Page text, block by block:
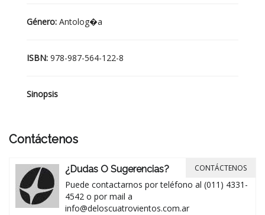
Género: Antolog�a
ISBN: 978-987-564-122-8
Sinopsis
Contáctenos
¿Dudas O Sugerencias?
Puede contactarnos por teléfono al (011) 4331-
4542 o por mail a
info@deloscuatrovientos.com.ar
CONTÁCTENOS